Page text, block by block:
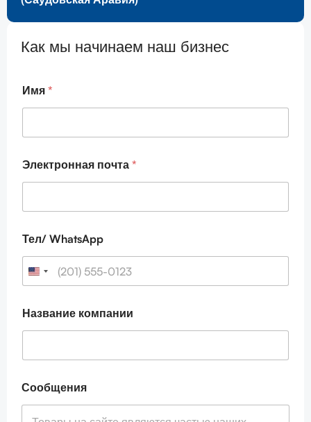
Как мы начинаем наш бизнес
о
о
щ
н
и
я
о
т
С
щ
е
и
Имя *
Электронная почта *
Тел/ WhatsApp
Название компании
Сообщения